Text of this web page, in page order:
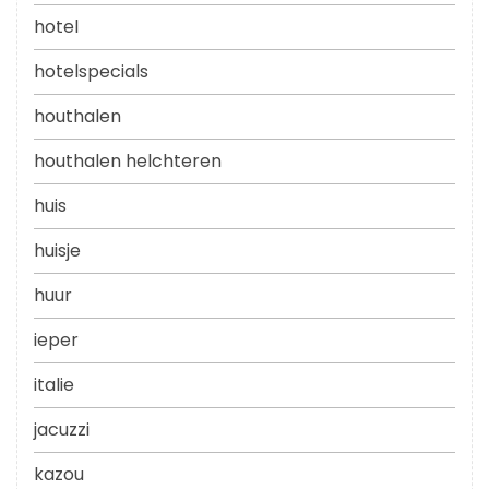
hotel
hotelspecials
houthalen
houthalen helchteren
huis
huisje
huur
ieper
italie
jacuzzi
kazou